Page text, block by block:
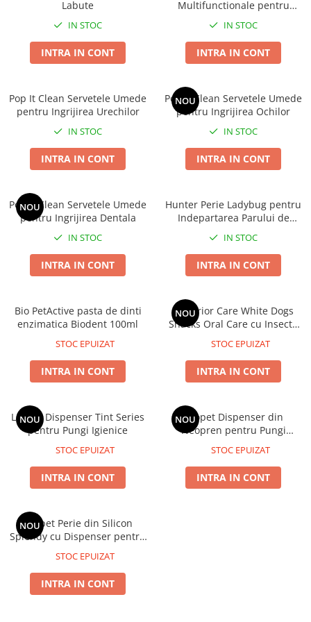
Lapte pentru Caini
Educare si Dresaj
Lese, zgarzi si hamuri
Antiparazitare
Litiere si Accesorii
Nisip, Silicat si Asternuturi pentru
Genti, Custi Transport
Fantani si Adapatoare
Antiparazitare
Jucarii Pisici
Labute
IN STOC
INTRA IN CONT
Multifunctionale pentru
IN STOC
INTRA IN CONT
Pop It Clean Servetele Umede
pentru Ingrijirea Urechilor
IN STOC
INTRA IN CONT
NOU
Pop It Clean Servetele Umede
pentru Ingrijirea Ochilor
IN STOC
INTRA IN CONT
NOU
Pop It Clean Servetele Umede
pentru Ingrijirea Dentala
IN STOC
INTRA IN CONT
Hunter Perie Ladybug pentru
Indepartarea Parului de
IN STOC
INTRA IN CONT
Bio PetActive pasta de dinti
enzimatica Biodent 100ml
STOC EPUIZAT
INTRA IN CONT
NOU
Superior Care White Dogs
Snacks Oral Care cu Insecte
STOC EPUIZAT
INTRA IN CONT
NOU
Leopet Dispenser Tint Series
pentru Pungi Igienice
STOC EPUIZAT
INTRA IN CONT
NOU
Leopet Dispenser din
Neopren pentru Pungi
STOC EPUIZAT
INTRA IN CONT
NOU
Leopet Perie din Silicon
Splendy cu Dispenser pentru
STOC EPUIZAT
INTRA IN CONT